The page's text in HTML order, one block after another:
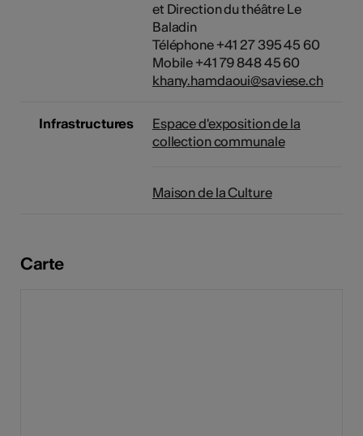
et Direction du théâtre Le
Baladin
Téléphone +41 27 395 45 60
Mobile +41 79 848 45 60
khany.hamdaoui@saviese.ch
Infrastructures
Espace d'exposition de la
collection communale
Maison de la Culture
Carte